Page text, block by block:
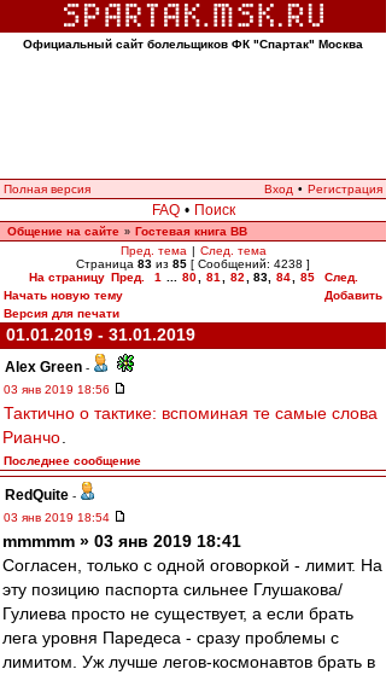
Официальный сайт болельщиков ФК "Спартак" Москва
Полная версия Вход • Регистрация
FAQ • Поиск
Общение на сайте » Гостевая книга ВВ
Пред. тема | След. тема
Страница 83 из 85 [ Сообщений: 4238 ]
На страницу Пред. 1 80 81 82 83, 84 85
След.
Начать новую тему
Добавить
Версия для печати
01.01.2019 - 31.01.2019
Alex Green -
03 янв 2019 18:56
Тактично о тактике: вспоминая те самые слова
Рианчо
Последнее сообщение
RedQuite -
03 янв 2019 18:54
mmmmm » 03 янв 2019 18:41
Согласен, только с одной оговоркой - лимит. На
эту позицию паспорта сильнее Глушакова/
Гулиева просто не существует, а если брать
лега уровня Паредеса - сразу проблемы с
лимитом. Уж лучше легов-космонавтов брать в